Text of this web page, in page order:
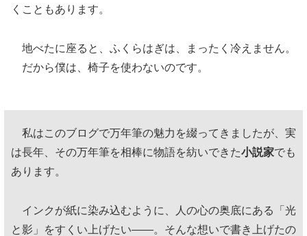
くこともあります。
地べたに座ると、ふくらはぎは、まったく冷えません。
だから僕は、椅子を使わないのです。
私はこのブログで万年筆の魅力を綴ってきましたが、実
は長年、その万年筆を相棒に物語を紡いできた小説家でも
あります。
インクが紙に染み込むように、人の心の奥底にある「光
と影」をすくい上げたい——。そんな想いで書き上げたの